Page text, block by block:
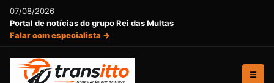
07/08/2026
Portal de notícias do grupo Rei das Multas
Falar com especialista →
☰